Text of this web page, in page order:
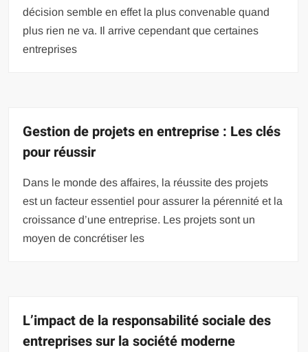
décision semble en effet la plus convenable quand
plus rien ne va. Il arrive cependant que certaines
entreprises
Gestion de projets en entreprise : Les clés
pour réussir
Dans le monde des affaires, la réussite des projets
est un facteur essentiel pour assurer la pérennité et la
croissance d’une entreprise. Les projets sont un
moyen de concrétiser les
L’impact de la responsabilité sociale des
entreprises sur la société moderne